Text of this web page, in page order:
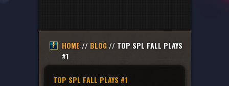
HOME // BLOG// TOP SPL FALL PLAYS
#1
TOP SPL FALL PLAYS #1